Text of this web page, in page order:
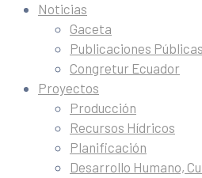
Noticias
Gaceta
Publicaciones Públicas
Congretur Ecuador
Proyectos
Producción
Recursos Hídricos
Planificación
Desarrollo Humano,